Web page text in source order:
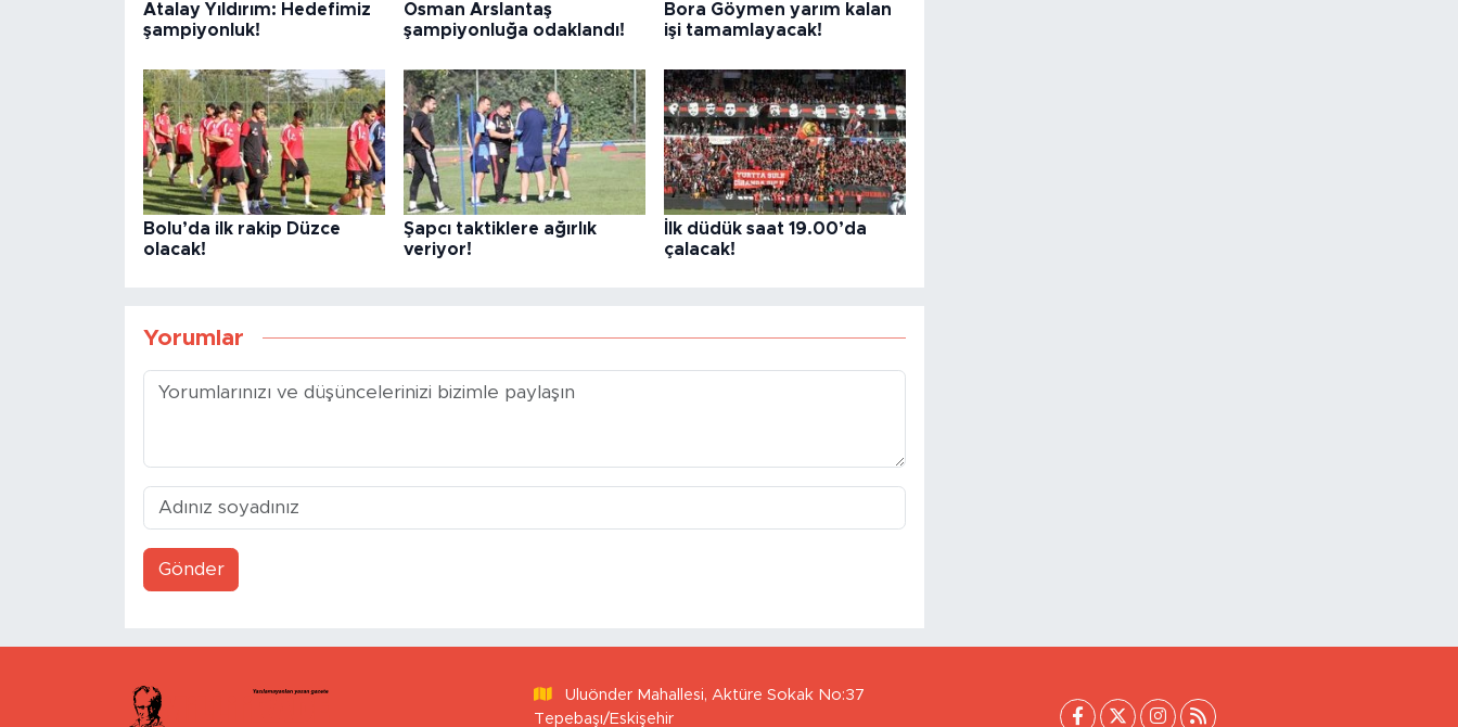
Atalay Yıldırım: Hedefimiz
şampiyonluk!
Osman Arslantaş
şampiyonluğa odaklandı!
Bora Göymen yarım kalan
işi tamamlayacak!
Bolu’da ilk rakip Düzce
olacak!
Şapcı taktiklere ağırlık
veriyor!
İlk düdük saat 19.00’da
çalacak!
Yorumlar
Gönder
Uluönder Mahallesi, Aktüre Sokak No:37
Tepebaşı/Eskişehir